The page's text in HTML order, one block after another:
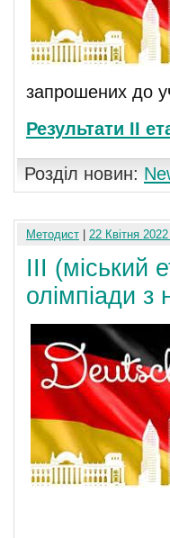
запрошених до
Результати ІІ
Розділ новин:
Методист 22 Квітня
ІІІ (міський
олімпіади з